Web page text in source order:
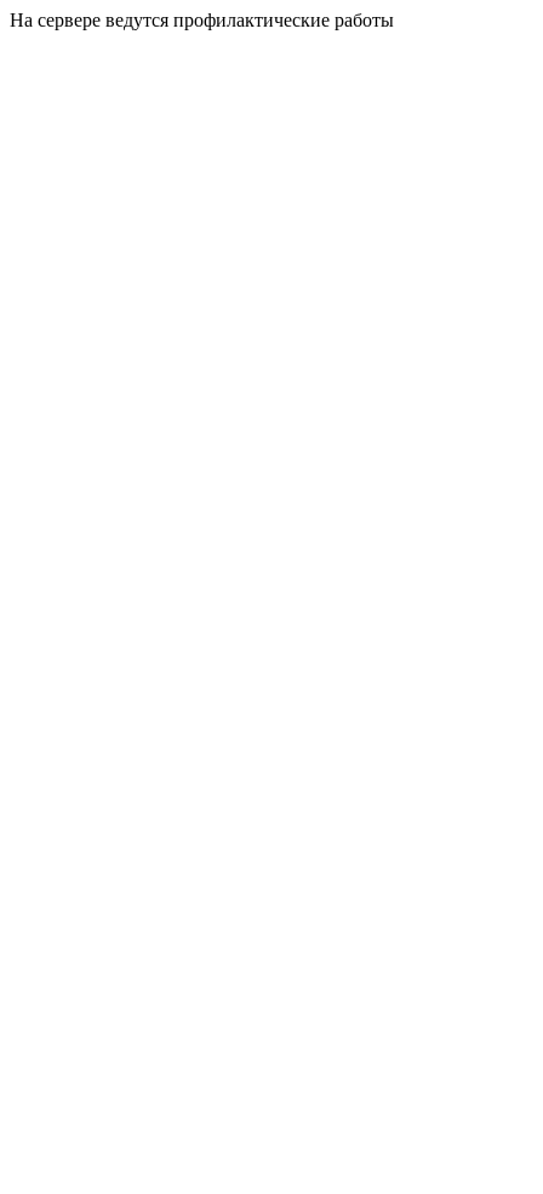
На сервере ведутся профилактические работы